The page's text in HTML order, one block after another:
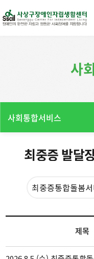
사
사회통합서비스
최중증 발달
최중증통합돌봄
제목